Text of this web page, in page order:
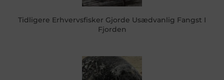
Tidligere Erhvervsfisker Gjorde Usædvanlig Fangst I
Fjorden